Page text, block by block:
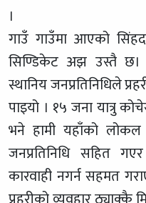
।
गाउँ गाउँमा आएको
सिण्डिकेट अझ उस्तै छ।
स्थानिय जनप्रतिनिधिले
पाइयो । १५ जना यात्रु
भने हामी यहाँको लोकल
जनप्रतिनिधि सहित
कारवाही नगर्न सहमत